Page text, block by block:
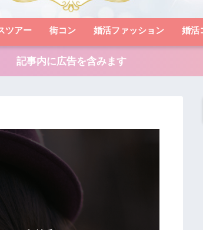
ツアー 街コン 婚活ファッション 婚活
記事内に広告を含みます